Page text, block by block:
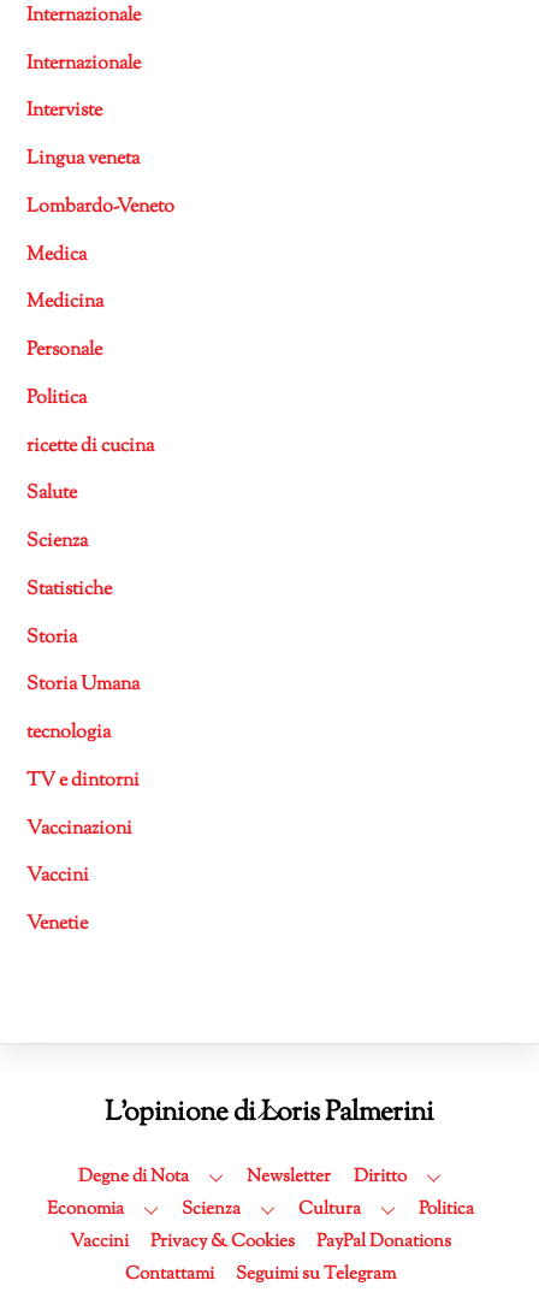
Internazionale
Internazionale
Interviste
Lingua veneta
Lombardo-Veneto
Medica
Medicina
Personale
Politica
ricette di cucina
Salute
Scienza
Statistiche
Storia
Storia Umana
tecnologia
TV e dintorni
Vaccinazioni
Vaccini
Venetie
Back
Top
L'opinione di Loris Palmerini
Degne di Nota Newsletter
Diritto
Economia
Scienza Cultura
Politica
Vaccini
Privacy & Cookies
PayPal Donations
Contattami
Seguimi su Telegram